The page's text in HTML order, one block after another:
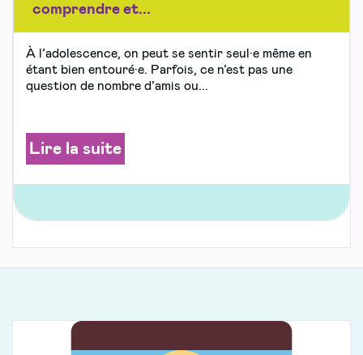
comprendre et...
À l’adolescence, on peut se sentir seul·e même en
étant bien entouré·e. Parfois, ce n’est pas une
question de nombre d’amis ou...
Lire la suite